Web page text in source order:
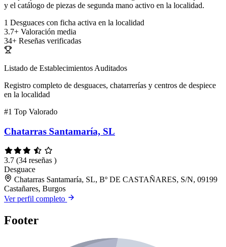
y el catálogo de piezas de segunda mano activo en la localidad.
1 Desguaces con ficha activa en la localidad
3.7+ Valoración media
34+ Reseñas verificadas
Listado de Establecimientos Auditados
Registro completo de desguaces, chatarrerías y centros de despiece
en la localidad
#1 Top Valorado
Chatarras Santamaría, SL
3.7 (34 reseñas )
Desguace
Chatarras Santamaría, SL, Bº DE CASTAÑARES, S/N, 09199
Castañares, Burgos
Ver perfil completo
Footer